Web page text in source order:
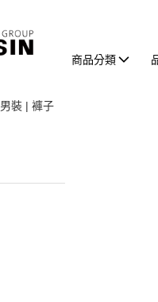
商品分類
男裝 | 褲子